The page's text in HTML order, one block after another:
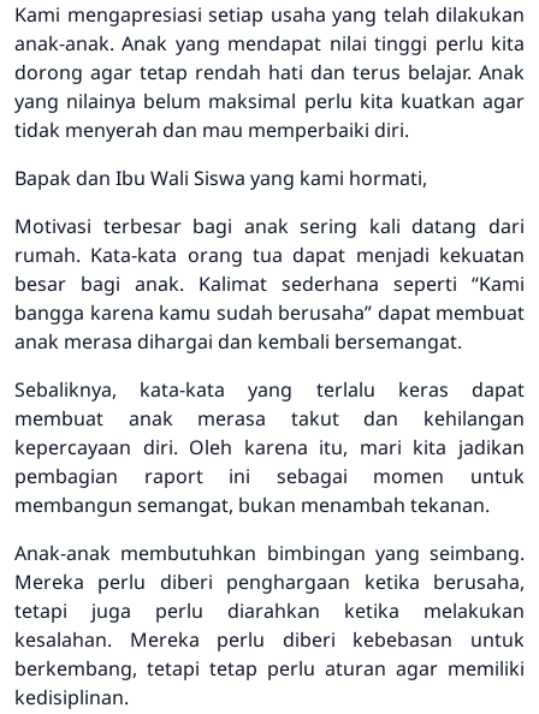
Kami mengapresiasi setiap usaha yang telah dilakukan
anak-anak. Anak yang mendapat nilai tinggi perlu kita
dorong agar tetap rendah hati dan terus belajar. Anak
yang nilainya belum maksimal perlu kita kuatkan agar
tidak menyerah dan mau memperbaiki diri.
Bapak dan Ibu Wali Siswa yang kami hormati,
Motivasi terbesar bagi anak sering kali datang dari
rumah. Kata-kata orang tua dapat menjadi kekuatan
besar bagi anak. Kalimat sederhana seperti “Kami
bangga karena kamu sudah berusaha” dapat membuat
anak merasa dihargai dan kembali bersemangat.
Sebaliknya, kata-kata yang terlalu keras dapat
membuat anak merasa takut dan kehilangan
kepercayaan diri. Oleh karena itu, mari kita jadikan
pembagian raport ini sebagai momen untuk
membangun semangat, bukan menambah tekanan.
Anak-anak membutuhkan bimbingan yang seimbang.
Mereka perlu diberi penghargaan ketika berusaha,
tetapi juga perlu diarahkan ketika melakukan
kesalahan. Mereka perlu diberi kebebasan untuk
berkembang, tetapi tetap perlu aturan agar memiliki
kedisiplinan.